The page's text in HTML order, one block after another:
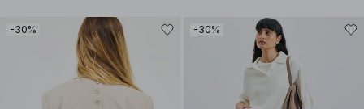
-30% -30%